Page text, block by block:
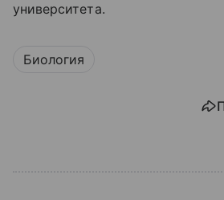
университета.
Биология